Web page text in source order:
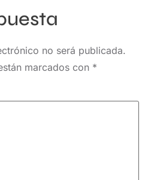
no será publicada.
marcados con *